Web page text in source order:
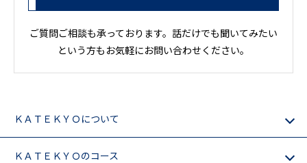
ご質問ご相談も承っております。話だけでも聞いてみたい
という方もお気軽にお問い合わせください。
ＫＡＴＥＫＹＯについて
ＫＡＴＥＫＹＯのコース